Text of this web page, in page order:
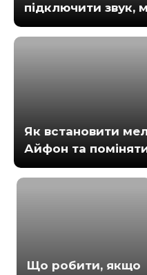
підключити звук,
Як встановити
Айфон та
Що робити, якщо